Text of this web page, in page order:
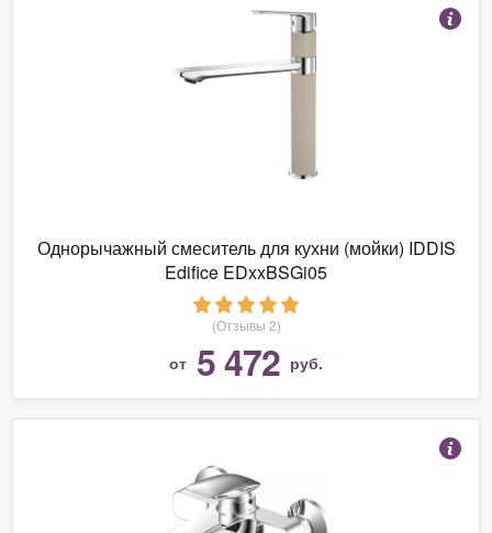
Однорычажный смеситель для кухни (мойки) IDDIS
Edifice EDxxBSGi05
(Отзывы 2)
от 5 472 руб.